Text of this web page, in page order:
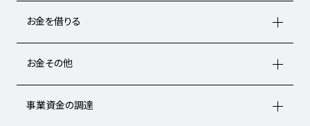
お金を借りる
お金その他
事業資金の調達